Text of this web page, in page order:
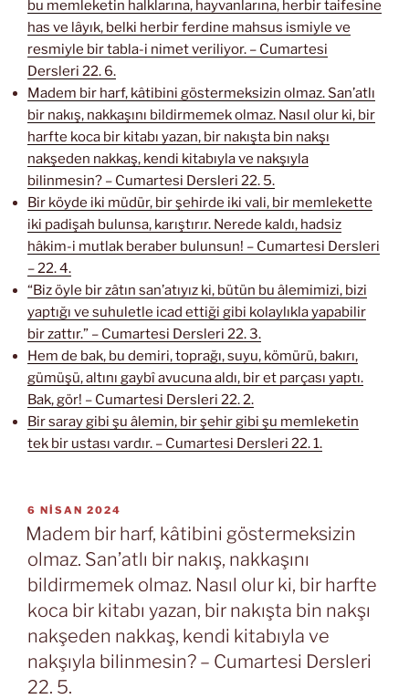
bu memleketin halklarına, hayvanlarına, herbir taifesine
has ve lâyık, belki herbir ferdine mahsus ismiyle ve
resmiyle bir tabla-i nimet veriliyor. – Cumartesi
Dersleri 22. 6.
Madem bir harf, kâtibini göstermeksizin olmaz. San’atlı
bir nakış, nakkaşını bildirmemek olmaz. Nasıl olur ki, bir
harfte koca bir kitabı yazan, bir nakışta bin nakşı
nakşeden nakkaş, kendi kitabıyla ve nakşıyla
bilinmesin? – Cumartesi Dersleri 22. 5.
Bir köyde iki müdür, bir şehirde iki vali, bir memlekette
iki padişah bulunsa, karıştırır. Nerede kaldı, hadsiz
hâkim-i mutlak beraber bulunsun! – Cumartesi Dersleri
– 22. 4.
“Biz öyle bir zâtın san’atıyız ki, bütün bu âlemimizi, bizi
yaptığı ve suhuletle icad ettiği gibi kolaylıkla yapabilir
bir zattır.” – Cumartesi Dersleri 22. 3.
Hem de bak, bu demiri, toprağı, suyu, kömürü, bakırı,
gümüşü, altını gaybî avucuna aldı, bir et parçası yaptı.
Bak, gör! – Cumartesi Dersleri 22. 2.
Bir saray gibi şu âlemin, bir şehir gibi şu memleketin
tek bir ustası vardır. – Cumartesi Dersleri 22. 1.
YAYIM
TARIHI
6 NISAN 2024
Madem bir harf, kâtibini göstermeksizin
olmaz. San’atlı bir nakış, nakkaşını
bildirmemek olmaz. Nasıl olur ki, bir harfte
koca bir kitabı yazan, bir nakışta bin nakşı
nakşeden nakkaş, kendi kitabıyla ve
nakşıyla bilinmesin? – Cumartesi Dersleri
22. 5.